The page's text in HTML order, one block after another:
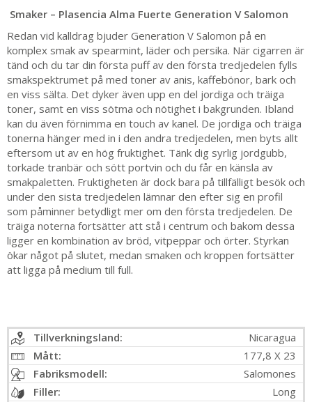
Smaker – Plasencia Alma Fuerte Generation V Salomon
Redan vid kalldrag bjuder Generation V Salomon på en
komplex smak av spearmint, läder och persika. När cigarren är
tänd och du tar din första puff av den första tredjedelen fylls
smakspektrumet på med toner av anis, kaffebönor, bark och
en viss sälta. Det dyker även upp en del jordiga och träiga
toner, samt en viss sötma och nötighet i bakgrunden. Ibland
kan du även förnimma en touch av kanel. De jordiga och träiga
tonerna hänger med in i den andra tredjedelen, men byts allt
eftersom ut av en hög fruktighet. Tänk dig syrlig jordgubb,
torkade tranbär och sött portvin och du får en känsla av
smakpaletten. Fruktigheten är dock bara på tillfälligt besök och
under den sista tredjedelen lämnar den efter sig en profil
som påminner betydligt mer om den första tredjedelen. De
träiga noterna fortsätter att stå i centrum och bakom dessa
ligger en kombination av bröd, vitpeppar och örter. Styrkan
ökar något på slutet, medan smaken och kroppen fortsätter
att ligga på medium till full.
Tillverkningsland:
Nicaragua
Mått:
177,8 X 23
Fabriksmodell:
Salomones
Filler:
Long